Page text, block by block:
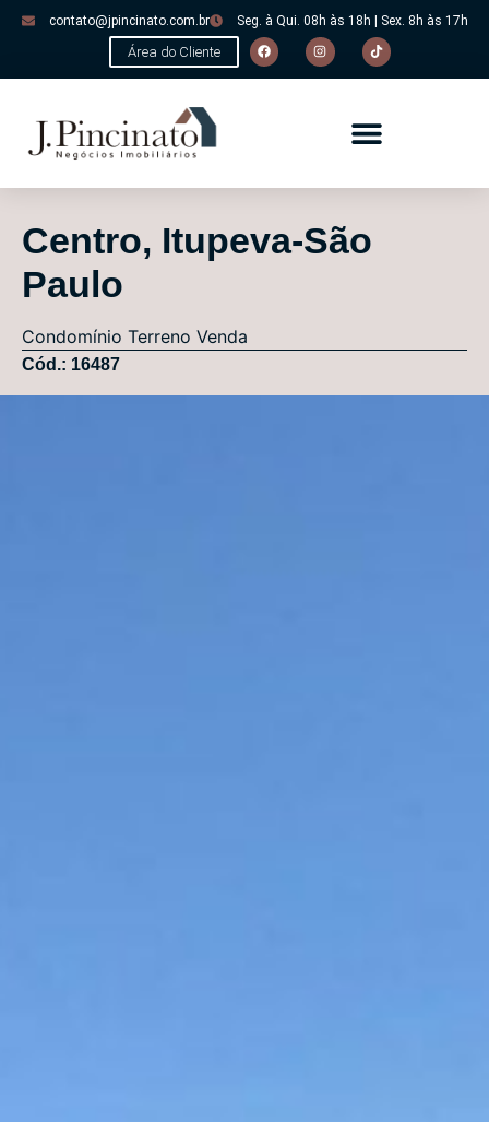
contato@jpincinato.com.br Seg. à Qui. 08h às 18h | Sex. 8h às 17h
Área do Cliente
Centro, Itupeva-São
Paulo
Condomínio Terreno Venda
Cód.: 16487